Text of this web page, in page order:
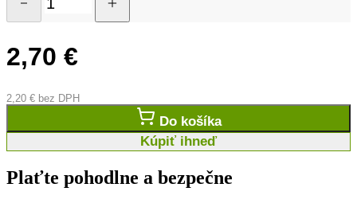
2,70 €
2,20 € bez DPH
Do košíka
Kúpiť ihneď
Plaťte pohodlne a bezpečne